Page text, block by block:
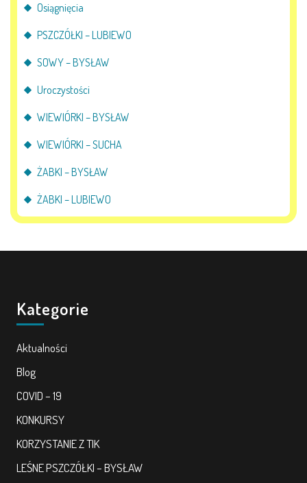
Osiągnięcia
PSZCZÓŁKI – LUBIEWO
SOWY – BYSŁAW
Uroczystości
WIEWIÓRKI – BYSŁAW
WIEWIÓRKI – SUCHA
ŻABKI – BYSŁAW
ŻABKI – LUBIEWO
Kategorie
Aktualności
Blog
COVID – 19
KONKURSY
KORZYSTANIE Z TIK
LEŚNE PSZCZÓŁKI – BYSŁAW